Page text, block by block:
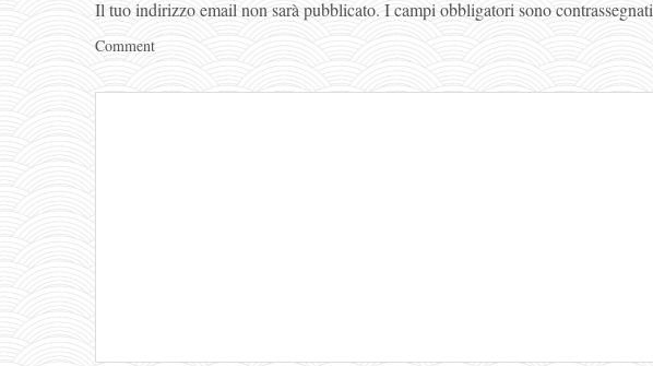
Il tuo indirizzo email non sarà pubblicato. I campi obbligatori sono contrassegnati
Comment